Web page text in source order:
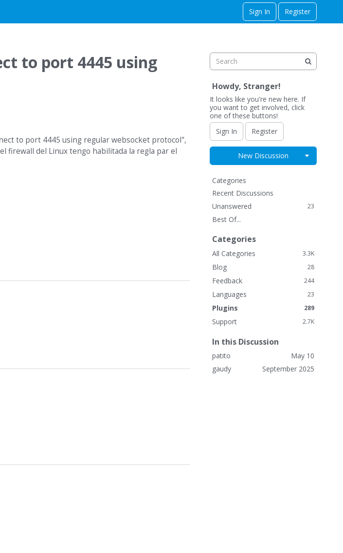
Sign In Register
to port 4445 using
to port 4445 using regular websocket protocol",
firewall del Linux tengo habilitada la regla par el
Howdy, Stranger!
It looks like you're new here. If
you want to get involved, click
one of these buttons!
Sign In
Register
New Discussion Expand
Q
u
c
k
n
k
Categories
Recent Discussions
Unanswered
23
Best Of...
Categories
3.3K
All Categories
28
Blog
244
Feedback
23
Languages
289
Plugins
2.7K
Support
In this Discussion
May 10
patito
September 2025
gaudy